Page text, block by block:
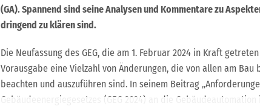
(GA). Spannend sind seine Analysen und Kommentare zu
dringend zu klären sind.
Die Neufassung des GEG, die am 1. Februar 2024 in Kraft
Vorausgabe eine Vielzahl von Änderungen, die von allen am Bau
beachten und auszuführen sind. In seinem Beitrag
Gebäudeenergiegesetzes (GEG 2024) an die